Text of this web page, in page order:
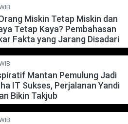
Miskin Tetap Miskin dan
Tetap Kaya? Pembahasan
Fakta yang Jarang Disadari
Mantan Pemulung Jadi
IT Sukses, Perjalanan Yandi
Bikin Takjub